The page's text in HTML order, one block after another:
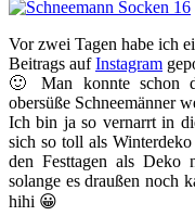
Vor zwei Tagen habe ich
Beitrags aufInstagram
🙂 Man konnte schon
obersüße Schneemänner
Ich bin ja so vernarrt in
sich so toll als
den Festtagen als Deko
solange es draußen noch
hihi 😀